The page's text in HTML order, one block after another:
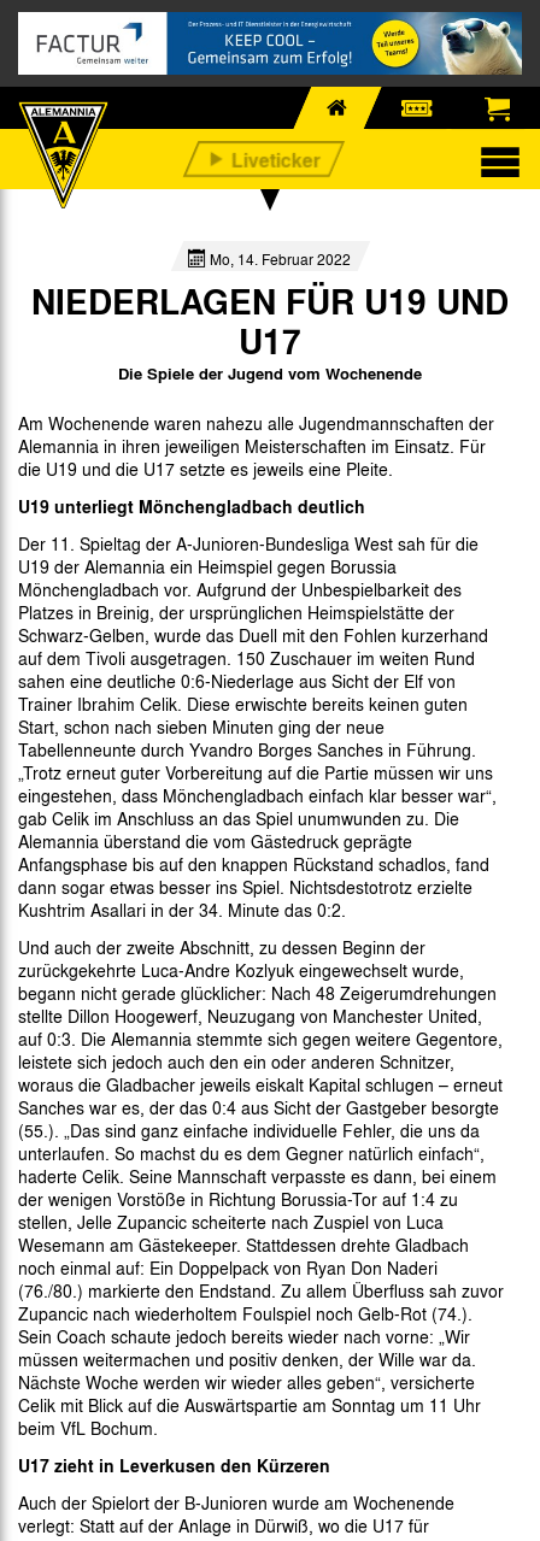
Mo, 14. Februar 2022
NIEDERLAGEN FÜR U19 UND
U17
Die Spiele der Jugend vom Wochenende
Am Wochenende waren nahezu alle Jugendmannschaften der
Alemannia in ihren jeweiligen Meisterschaften im Einsatz. Für
die U19 und die U17 setzte es jeweils eine Pleite.
U19 unterliegt Mönchengladbach deutlich
Der 11. Spieltag der A-Junioren-Bundesliga West sah für die
U19 der Alemannia ein Heimspiel gegen Borussia
Mönchengladbach vor. Aufgrund der Unbespielbarkeit des
Platzes in Breinig, der ursprünglichen Heimspielstätte der
Schwarz-Gelben, wurde das Duell mit den Fohlen kurzerhand
auf dem Tivoli ausgetragen. 150 Zuschauer im weiten Rund
sahen eine deutliche 0:6-Niederlage aus Sicht der Elf von
Trainer Ibrahim Celik. Diese erwischte bereits keinen guten
Start, schon nach sieben Minuten ging der neue
Tabellenneunte durch Yvandro Borges Sanches in Führung.
„Trotz erneut guter Vorbereitung auf die Partie müssen wir uns
eingestehen, dass Mönchengladbach einfach klar besser war“,
gab Celik im Anschluss an das Spiel unumwunden zu. Die
Alemannia überstand die vom Gästedruck geprägte
Anfangsphase bis auf den knappen Rückstand schadlos, fand
dann sogar etwas besser ins Spiel. Nichtsdestotrotz erzielte
Kushtrim Asallari in der 34. Minute das 0:2.
Und auch der zweite Abschnitt, zu dessen Beginn der
zurückgekehrte Luca-Andre Kozlyuk eingewechselt wurde,
begann nicht gerade glücklicher: Nach 48 Zeigerumdrehungen
stellte Dillon Hoogewerf, Neuzugang von Manchester United,
auf 0:3. Die Alemannia stemmte sich gegen weitere Gegentore,
leistete sich jedoch auch den ein oder anderen Schnitzer,
woraus die Gladbacher jeweils eiskalt Kapital schlugen – erneut
Sanches war es, der das 0:4 aus Sicht der Gastgeber besorgte
(55.). „Das sind ganz einfache individuelle Fehler, die uns da
unterlaufen. So machst du es dem Gegner natürlich einfach“,
haderte Celik. Seine Mannschaft verpasste es dann, bei einem
der wenigen Vorstöße in Richtung Borussia-Tor auf 1:4 zu
stellen, Jelle Zupancic scheiterte nach Zuspiel von Luca
Wesemann am Gästekeeper. Stattdessen drehte Gladbach
noch einmal auf: Ein Doppelpack von Ryan Don Naderi
(76./80.) markierte den Endstand. Zu allem Überfluss sah zuvor
Zupancic nach wiederholtem Foulspiel noch Gelb-Rot (74.).
Sein Coach schaute jedoch bereits wieder nach vorne: „Wir
müssen weitermachen und positiv denken, der Wille war da.
Nächste Woche werden wir wieder alles geben“, versicherte
Celik mit Blick auf die Auswärtspartie am Sonntag um 11 Uhr
beim VfL Bochum.
U17 zieht in Leverkusen den Kürzeren
Auch der Spielort der B-Junioren wurde am Wochenende
verlegt: Statt auf der Anlage in Dürwiß, wo die U17 für